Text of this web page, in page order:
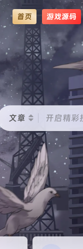
首页 游戏源码
文章 开启精彩